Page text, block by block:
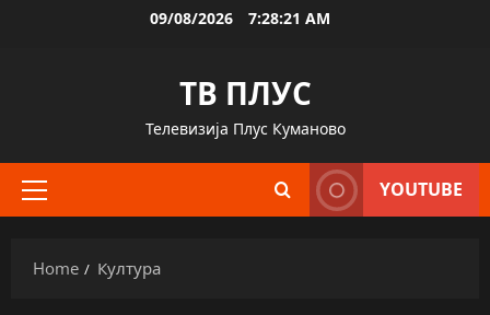
09/08/2026 7:28:22 AM
ТВ ПЛУС
Телевизија Плус Куманово
Primary
YOUTUBE
Home Култура